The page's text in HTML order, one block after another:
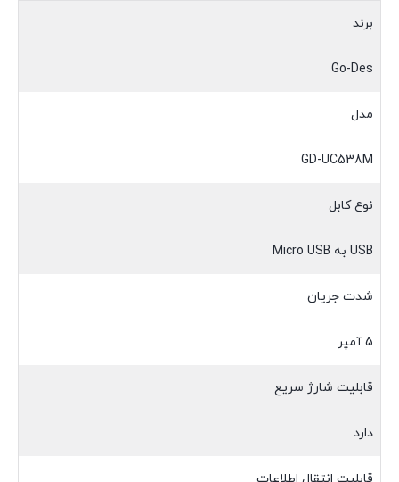
برند
Go-Des
مدل
GD-UC538M
نوع کابل
USB به Micro USB
شدت جریان
5 آمپر
قابلیت شارژ سریع
دارد